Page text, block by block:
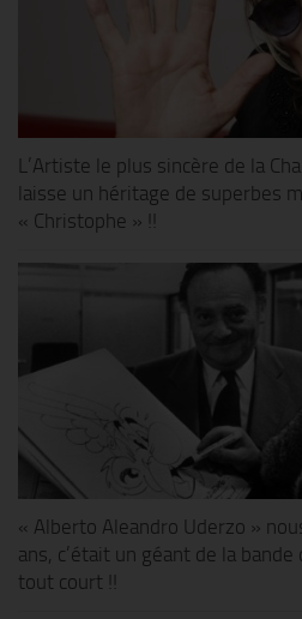
L’Artiste le plus sincère de la
laisse un héritage de superbes
« Christophe » !!
« Alberto Aleandro Uderzo »
ans, c’était un géant de la
tout court !!